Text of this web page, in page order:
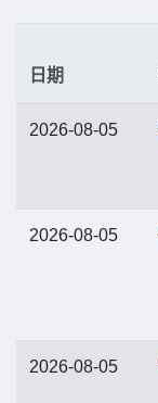
日期
2026-08-05
2026-08-05
2026-08-05